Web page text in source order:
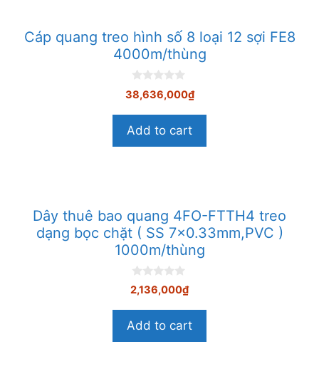
Cáp quang treo hình số 8 loại 12 sợi FE8
4000m/thùng
0
n
à
5
38,636,000₫
Add to cart
Dây thuê bao quang 4FO-FTTH4 treo
dạng bọc chặt ( SS 7×0.33mm,PVC )
1000m/thùng
0
n
à
5
2,136,000₫
Add to cart